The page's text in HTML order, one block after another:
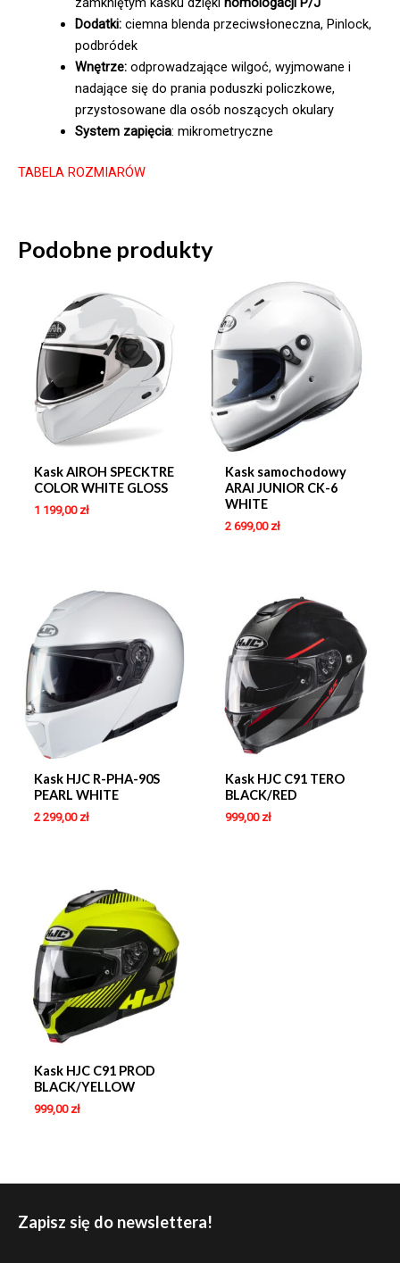
Dodatki:ciemna blenda przeciwsłoneczna, Pinlock,
podbródek
Wnętrze:odprowadzające wilgoć, wyjmowane i
nadające się do prania poduszki policzkowe,
przystosowane dla osób noszących okulary
System zapięcia: mikrometryczne
TABELA ROZMIARÓW
Podobne produkty
Kask AIROH SPECKTRE
COLOR WHITE GLOSS
1 199,00 zł
Kask samochodowy
ARAI JUNIOR CK-6
WHITE
2 699,00 zł
Kask HJC R-PHA-90S
PEARL WHITE
2 299,00 zł
Kask HJC C91 TERO
BLACK/RED
999,00 zł
Kask HJC C91 PROD
BLACK/YELLOW
999,00 zł
Zapisz się do newslettera!